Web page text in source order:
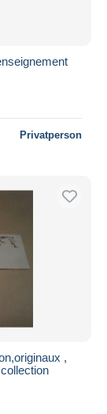
Privatperson
,